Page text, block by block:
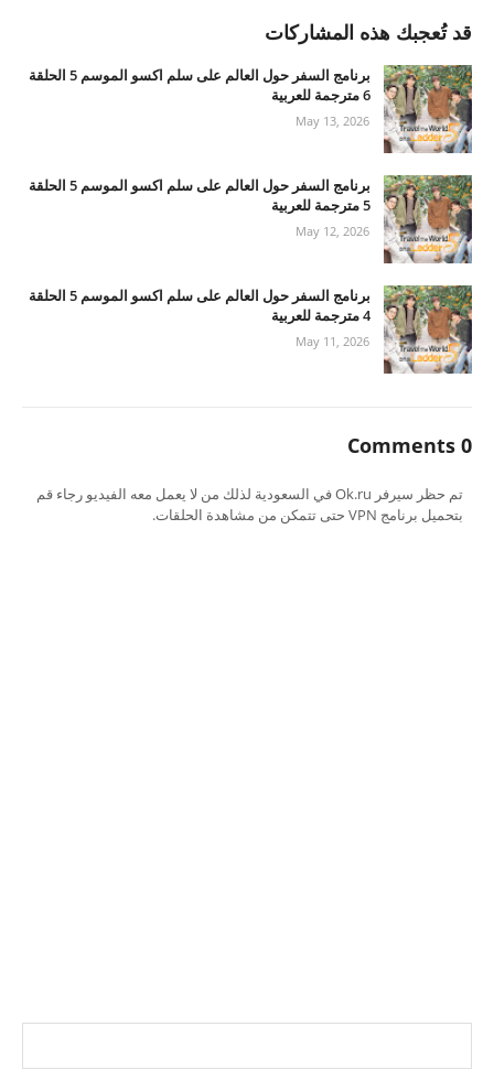
قد تُعجبك هذه المشاركات
برنامج السفر حول العالم على سلم اكسو الموسم 5 الحلقة
6 مترجمة للعربية
May 13, 2026
برنامج السفر حول العالم على سلم اكسو الموسم 5 الحلقة
5 مترجمة للعربية
May 12, 2026
برنامج السفر حول العالم على سلم اكسو الموسم 5 الحلقة
4 مترجمة للعربية
May 11, 2026
0 Comments
تم حظر سيرفر Ok.ru في السعودية لذلك من لا يعمل معه الفيديو رجاء قم
بتحميل برنامج VPN حتى تتمكن من مشاهدة الحلقات.